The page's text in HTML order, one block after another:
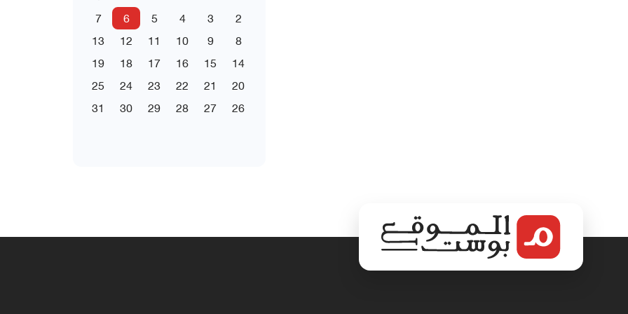
2
3
4
5
6
7
8
9
10
11
12
13
14
15
16
17
18
19
20
21
22
23
24
25
26
27
28
29
30
31